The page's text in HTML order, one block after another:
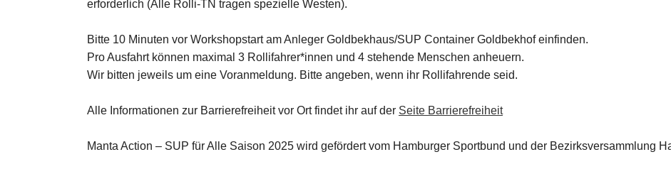
erforderlich (Alle Rolli-TN tragen spezielle Westen).
Bitte 10 Minuten vor Workshopstart am Anleger Goldbekhaus/SUP Container Goldbekhof einfinden.
Pro Ausfahrt können maximal 3 Rollifahrer*innen und 4 stehende Menschen anheuern.
Wir bitten jeweils um eine Voranmeldung. Bitte angeben, wenn ihr Rollifahrende seid.
Alle Informationen zur Barrierefreiheit vor Ort findet ihr auf der Seite Barrierefreiheit
Manta Action – SUP für Alle Saison 2025 wird gefördert vom Hamburger Sportbund und der Bezirksversammlung